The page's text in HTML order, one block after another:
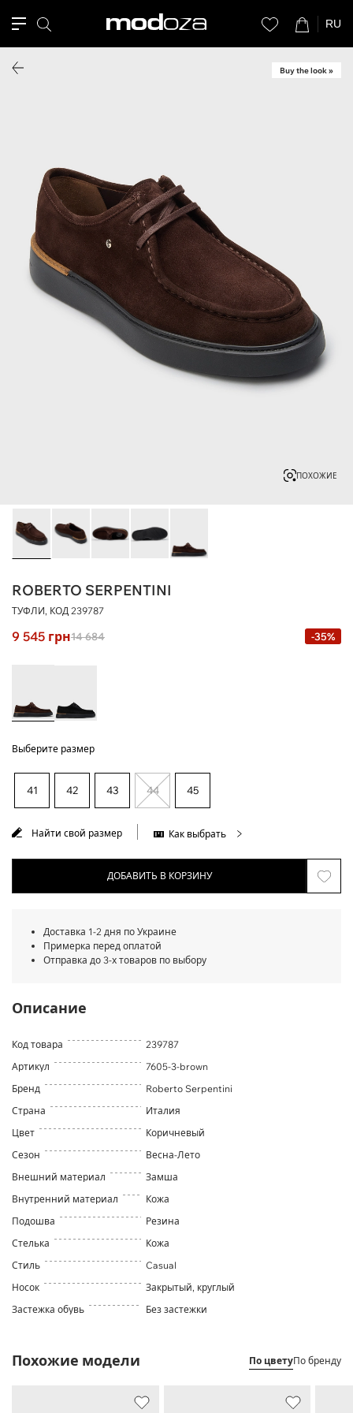
RU
Buy the look »
ПОХОЖИЕ
ROBERTO SERPENTINI
ТУФЛИ, КОД 239787
9 545 грн14 684 -35%
Выберите размер
41 42 43 44 45
Найти свой размер Как выбрать
ДОБАВИТЬ В КОРЗИНУ
Доставка 1-2 дня по Украине
Примерка перед оплатой
Отправка до 3-х товаров по выбору
Описание
Код товара
239787
Артикул
7605-3-brown
Бренд
Roberto Serpentini
Страна
Италия
Цвет
Коричневый
Сезон
Весна-Лето
Внешний материал
Замша
Внутренний материал
Кожа
Подошва
Резина
Стелька
Кожа
Стиль
Casual
Носок
Закрытый, круглый
Застежка обувь
Без застежки
Похожие модели По цветуПо бренду